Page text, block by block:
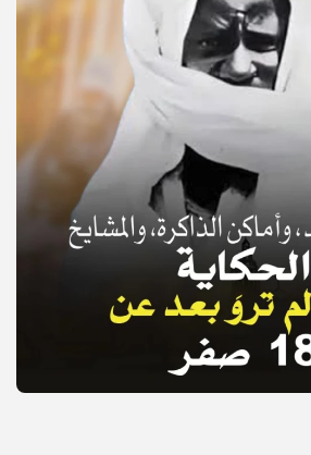
© Copyright 2025, APS